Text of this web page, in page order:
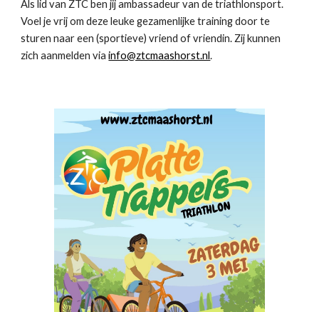
Als lid van ZTC ben jij ambassadeur van de triathlonsport.
Voel je vrij om deze leuke gezamenlijke training door te
sturen naar een (sportieve) vriend of vriendin. Zij kunnen
zich aanmelden viainfo@ztcmaashorst.nl.